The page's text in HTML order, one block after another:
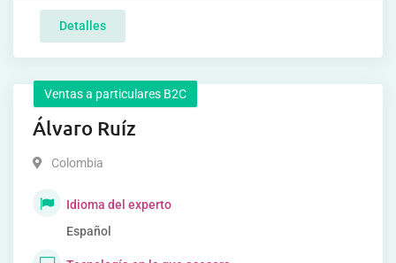
Detalles
Ventas a particulares B2C
Álvaro Ruíz
Colombia
Idioma del experto
Español